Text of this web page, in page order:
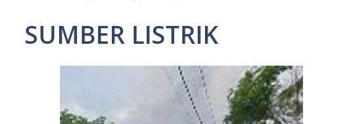
SUMBER LISTRIK